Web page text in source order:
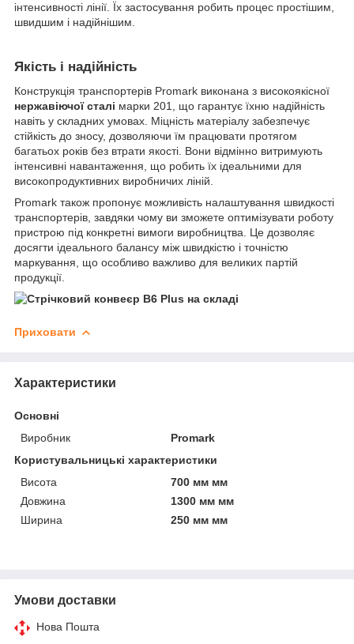
інтенсивності лінії. Їх застосування робить процес простішим,
швидшим і надійнішим.
Якість і надійність
Конструкція транспортерів Promark виконана з високоякісної
нержавіючої сталі марки 201, що гарантує їхню надійність
навіть у складних умовах. Міцність матеріалу забезпечує
стійкість до зносу, дозволяючи їм працювати протягом
багатьох років без втрати якості. Вони відмінно витримують
інтенсивні навантаження, що робить їх ідеальними для
високопродуктивних виробничих ліній.
Promark також пропонує можливість налаштування швидкості
транспортерів, завдяки чому ви зможете оптимізувати роботу
пристрою під конкретні вимоги виробництва. Це дозволяє
досягти ідеального балансу між швидкістю і точністю
маркування, що особливо важливо для великих партій
продукції.
Приховати
Характеристики
Основні
Виробник
Promark
Користувальницькі характеристики
Висота
700 мм мм
Довжина
1300 мм мм
Ширина
250 мм мм
Умови доставки
Нова Пошта